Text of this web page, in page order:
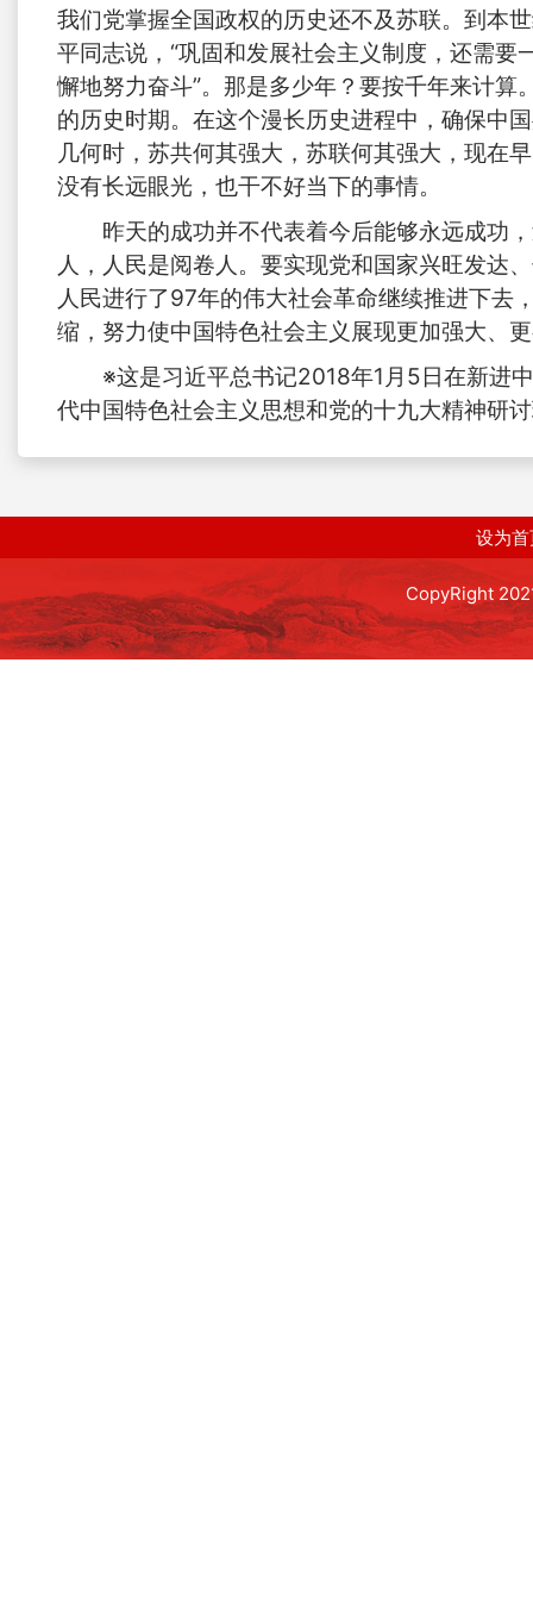
我们党掌握全国政权的历史还不及苏联。到本
平同志说，“巩固和发展社会主义制度，还需
懈地努力奋斗”。那是多少年？要按千年来计
的历史时期。在这个漫长历史进程中，确保中
几何时，苏共何其强大，苏联何其强大，现在
没有长远眼光，也干不好当下的事情。
昨天的成功并不代表着今后能够永远成功
人，人民是阅卷人。要实现党和国家兴旺发达
人民进行了97年的伟大社会革命继续推进下去
缩，努力使中国特色社会主义展现更加强大、
※这是习近平总书记2018年1月5日在新进
代中国特色社会主义思想和党的十九大精神研
设为
CopyRight